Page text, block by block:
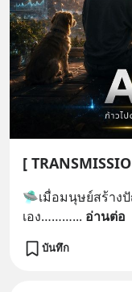
[
🛸เมื่อมนุษย์สร้าง
เอง………... อ่านต่อ
บันทึก